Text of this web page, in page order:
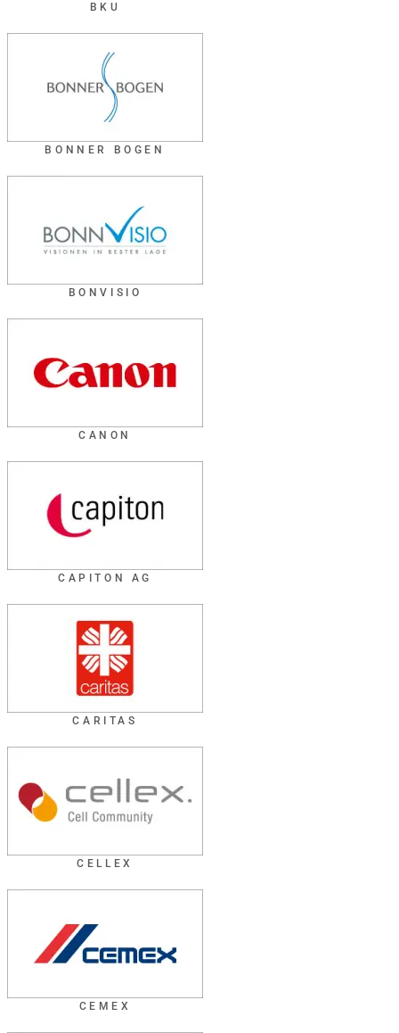
BKU
BONNER BOGEN
BONVISIO
CANON
CAPITON AG
CARITAS
CELLEX
CEMEX